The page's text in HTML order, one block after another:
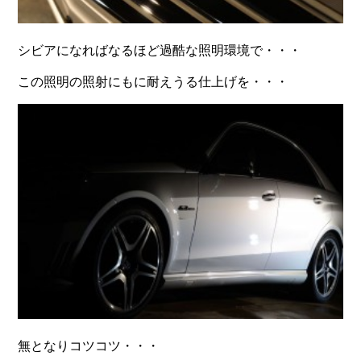
シビアになればなるほど過酷な照明環境で・・・
この照明の照射にもに耐えうる仕上げを・・・
無となりコツコツ・・・